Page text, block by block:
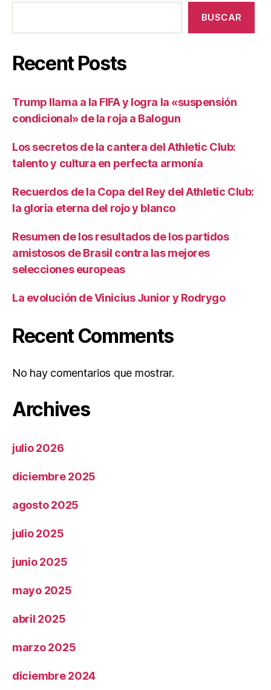
BUSCAR
Recent Posts
Trump llama a la FIFA y logra la «suspensión
condicional» de la roja a Balogun
Los secretos de la cantera del Athletic Club:
talento y cultura en perfecta armonía
Recuerdos de la Copa del Rey del Athletic Club:
la gloria eterna del rojo y blanco
Resumen de los resultados de los partidos
amistosos de Brasil contra las mejores
selecciones europeas
La evolución de Vinicius Junior y Rodrygo
Recent Comments
No hay comentarios que mostrar.
Archives
julio 2026
diciembre 2025
agosto 2025
julio 2025
junio 2025
mayo 2025
abril 2025
marzo 2025
diciembre 2024